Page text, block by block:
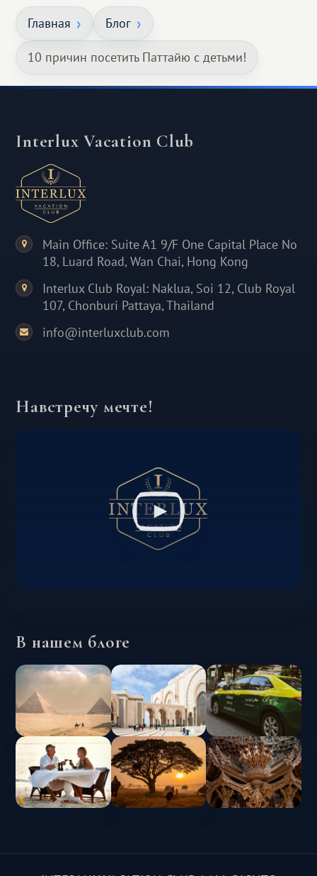
Главная Блог
10 причин посетить Паттайю с детьми!
Interlux Vacation Club
Main Office: Suite A1 9/F One Capital Place No
18, Luard Road, Wan Chai, Hong Kong
Interlux Club Royal: Naklua, Soi 12, Club Royal
107, Chonburi Pattaya, Thailand
info@interluxclub.com
Навстречу мечте!
В нашем блоге